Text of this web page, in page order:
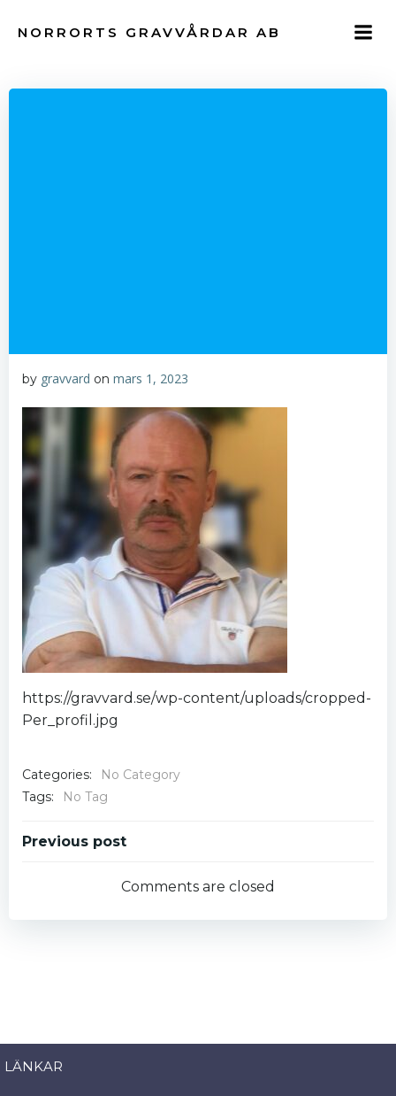
till
NORRORTS GRAVVÅRDAR AB
by gravvard on mars 1, 2023
https://gravvard.se/wp-content/uploads/cropped-
Per_profil.jpg
Categories:
No Category
Tags:
No Tag
Post
navigation
Previous post
Comments are closed
LÄNKAR